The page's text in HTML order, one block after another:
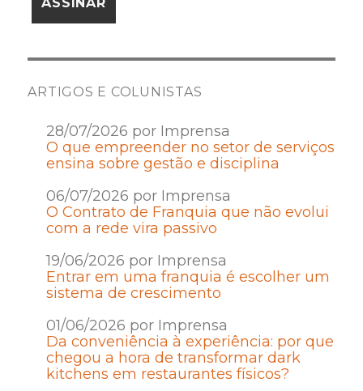
ARTIGOS E COLUNISTAS
28/07/2026 por Imprensa
O que empreender no setor de serviços
ensina sobre gestão e disciplina
06/07/2026 por Imprensa
O Contrato de Franquia que não evolui
com a rede vira passivo
19/06/2026 por Imprensa
Entrar em uma franquia é escolher um
sistema de crescimento
01/06/2026 por Imprensa
Da conveniência à experiência: por que
chegou a hora de transformar dark
kitchens em restaurantes físicos?